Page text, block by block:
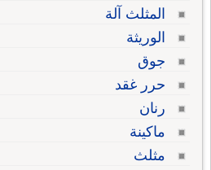
المثلث آلة
الوريثة
جوق
حرر غقد
رنان
ماكينة
مثلث